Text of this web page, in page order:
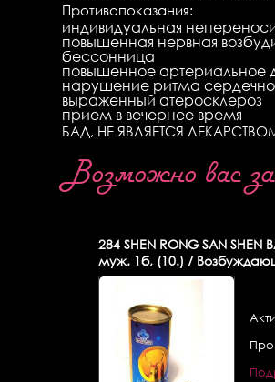
Противопоказания:
индивидуальная
повышенная нервная
бессонница
повышенное артериальное
нарушение ритма
выраженный атеросклероз
прием в вечернее время
БАД, НЕ ЯВЛЯЕТСЯ
Возможно вас
284SHEN RONG SAN
муж. 1б, (10.) /